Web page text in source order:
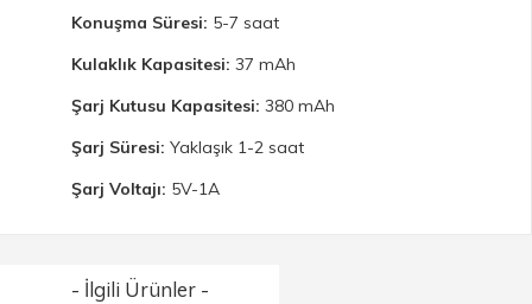
Konuşma Süresi: 5-7 saat
Kulaklık Kapasitesi: 37 mAh
Şarj Kutusu Kapasitesi: 380 mAh
Şarj Süresi: Yaklaşık 1-2 saat
Şarj Voltajı: 5V-1A
- İlgili Ürünler -